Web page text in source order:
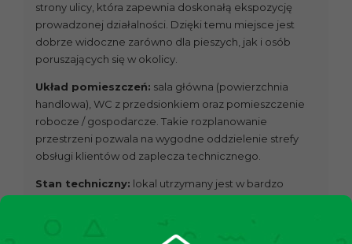
strony ulicy, która zapewnia doskonałą ekspozycję
prowadzonej działalności. Dzięki temu miejsce jest
dobrze widoczne zarówno dla pieszych, jak i osób
poruszających się w okolicy.
Układ pomieszczeń: sala główna (powierzchnia
handlowa), WC z przedsionkiem oraz pomieszczenie
robocze / gospodarcze. Takie rozplanowanie
przestrzeni pozwala na wygodne oddzielenie strefy
obsługi klientów od zaplecza technicznego.
Stan techniczny: lokal utrzymany jest w bardzo
działalności. Ogrzewanie miejskie zapewnia stabilne i